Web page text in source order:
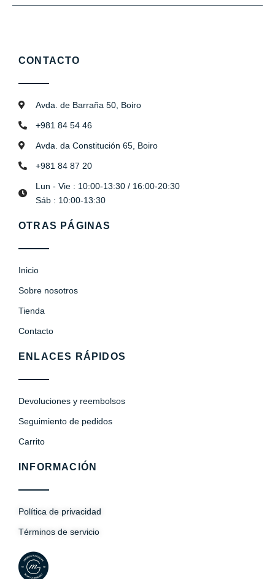
CONTACTO
Avda. de Barraña 50, Boiro
+981 84 54 46
Avda. da Constitución 65, Boiro
+981 84 87 20
Lun - Vie : 10:00-13:30 / 16:00-20:30
Sáb : 10:00-13:30
OTRAS PÁGINAS
Inicio
Sobre nosotros
Tienda
Contacto
ENLACES RÁPIDOS
Devoluciones y reembolsos
Seguimiento de pedidos
Carrito
INFORMACIÓN
Política de privacidad
Términos de servicio